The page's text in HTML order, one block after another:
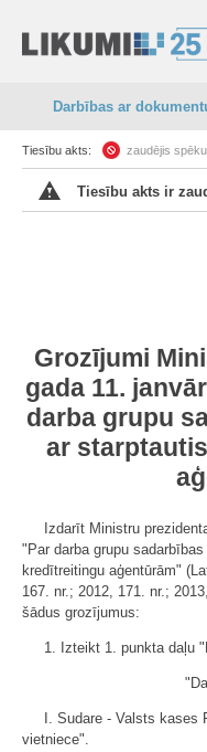
Darbības ar
Tiesību akts: zaudējis spēku
Tiesību akts ir
Grozījumi
gada 11.
darba grupu
ar
Izdarīt Ministru
"Par darba grupu
kredītreitingu aģentūrām"
167. nr.; 2012, 171. nr.;
šādus grozījumus:
1. Izteikt 1. punkta daļu
I. Sudare - Valsts kases
vietniece".